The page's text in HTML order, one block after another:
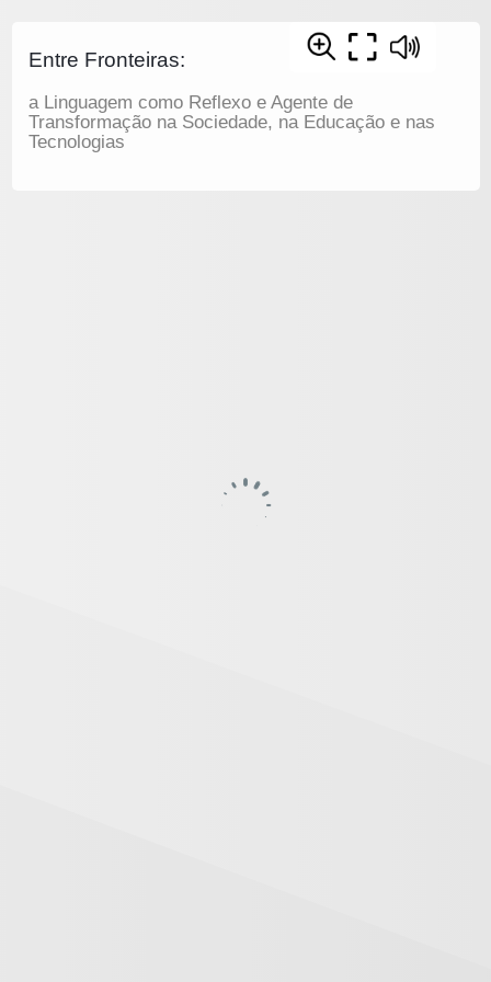
Entre Fronteiras:
a Linguagem como Reflexo e Agente de
Transformação na Sociedade, na Educação e nas
Tecnologias